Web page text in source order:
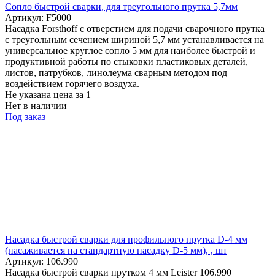
Cопло быстрой сварки, для треугольного прутка 5,7мм
Артикул: F5000
Насадка Forsthoff с отверстием для подачи сварочного прутка
с треугольным сечением шириной 5,7 мм устанавливается на
универсальное круглое сопло 5 мм для наиболее быстрой и
продуктивной работы по стыковки пластиковых деталей,
листов, патрубков, линолеума сварным методом под
воздействием горячего воздуха.
Не указана цена за 1
Нет в наличии
Под заказ
Насадка быстрой сварки для профильного прутка D-4 мм
(насаживается на стандартную насадку D-5 мм), , шт
Артикул: 106.990
Насадка быстрой сварки прутком 4 мм Leister 106.990